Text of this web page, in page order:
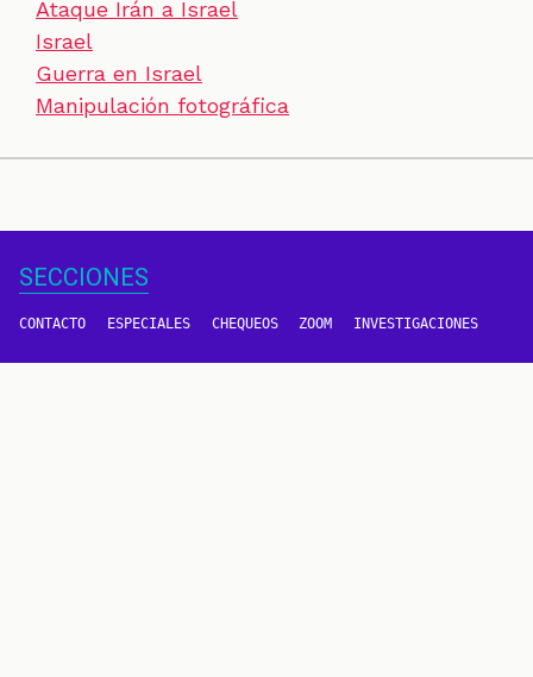
Ataque Irán a Israel
Israel
Guerra en Israel
Manipulación fotográfica
SECCIONES
CONTACTO ESPECIALES CHEQUEOS ZOOM INVESTIGACIONES